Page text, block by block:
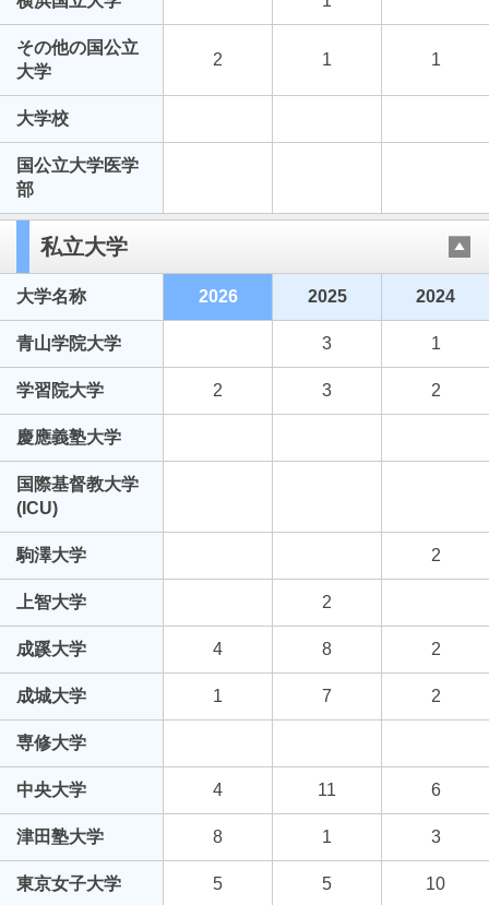
その他の国公立
大学
2 1 1
大学校
国公立大学医学
部
私立大学
大学名称 2026 2025 2024
青山学院大学 3 1
学習院大学 2 3 2
慶應義塾大学
国際基督教大学
(ICU)
駒澤大学 2
上智大学 2
成蹊大学 4 8 2
成城大学 1 7 2
専修大学
中央大学 4 11 6
津田塾大学 8 1 3
東京女子大学 5 5 10